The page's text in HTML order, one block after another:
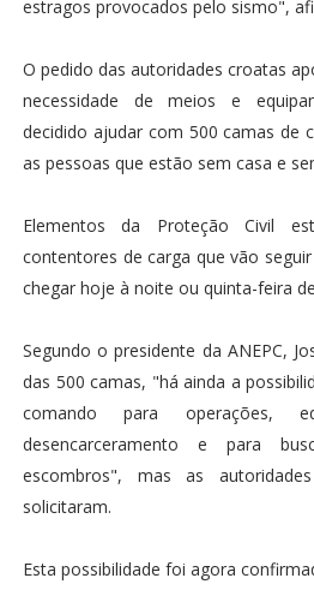
estragos provocados pelo sismo",
O pedido das autoridades croatas
necessidade de meios e
decidido ajudar com 500 camas de
as pessoas que estão sem casa e
Elementos da Proteção Civil
contentores de carga que vão
chegar hoje à noite ou quinta-feira
Segundo o presidente da ANEPC,
das 500 camas, "há ainda a
comando para operações,
desencarceramento e para
escombros", mas as
solicitaram.
Esta possibilidade foi agora